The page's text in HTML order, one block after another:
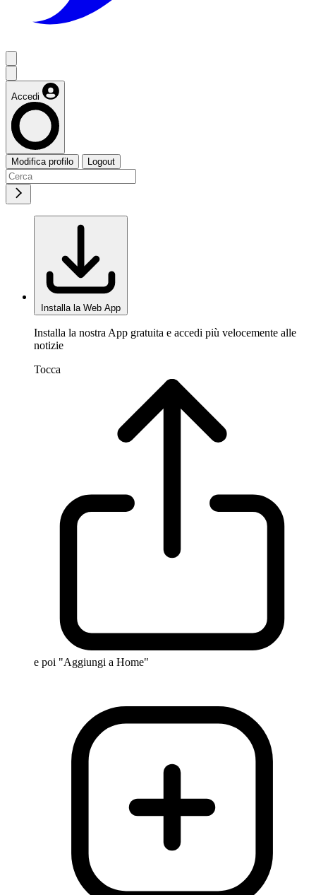
Accedi
Modifica profilo Logout
Installa la Web App
Installa la nostra App gratuita e accedi più velocemente alle
notizie
Tocca
e poi "Aggiungi a Home"